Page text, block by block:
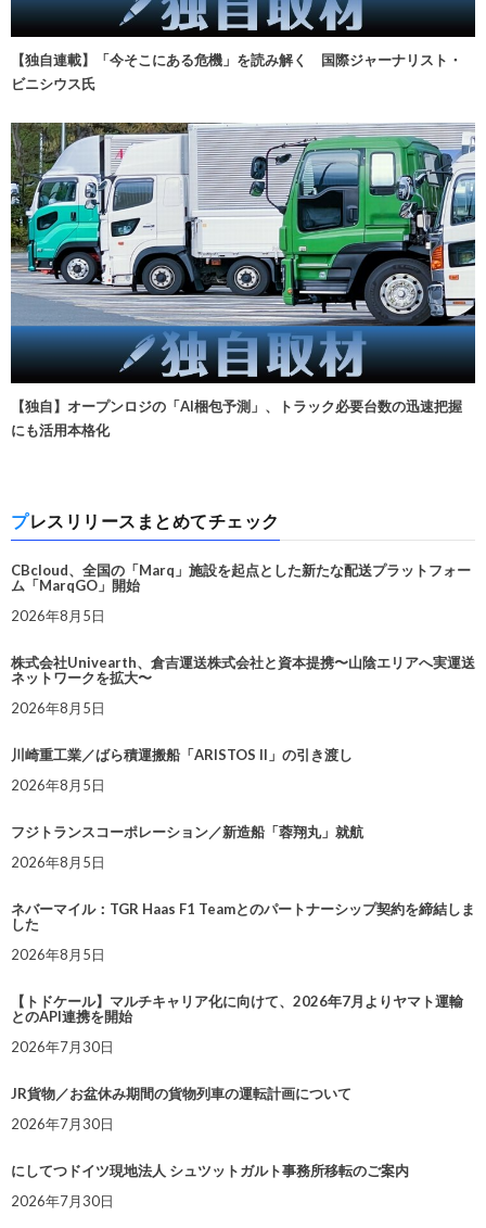
【独自連載】「今そこにある危機」を読み解く 国際ジャーナリスト・
ビニシウス氏
【独自】オープンロジの「AI梱包予測」、トラック必要台数の迅速把握
にも活用本格化
プレスリリースまとめてチェック
CBcloud、全国の「Marq」施設を起点とした新たな配送プラットフォー
ム「MarqGO」開始
2026年8月5日
株式会社Univearth、倉吉運送株式会社と資本提携〜山陰エリアへ実運送
ネットワークを拡大〜
2026年8月5日
川崎重工業／ばら積運搬船「ARISTOS II」の引き渡し
2026年8月5日
フジトランスコーポレーション／新造船「蓉翔丸」就航
2026年8月5日
ネバーマイル：TGR Haas F1 Teamとのパートナーシップ契約を締結しま
した
2026年8月5日
【トドケール】マルチキャリア化に向けて、2026年7月よりヤマト運輸
とのAPI連携を開始
2026年7月30日
JR貨物／お盆休み期間の貨物列車の運転計画について
2026年7月30日
にしてつドイツ現地法人 シュツットガルト事務所移転のご案内
2026年7月30日